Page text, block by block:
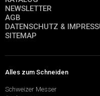
NEWSLETTER
AGB
DATENSCHUTZ &
SITEMAP
Alles zum Schneiden
Schweizer Messer